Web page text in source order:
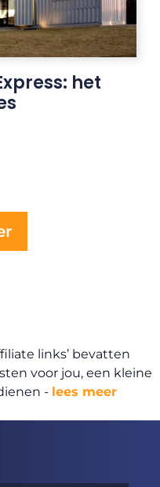
het
links’ bevatten
voor jou, een kleine
- lees meer